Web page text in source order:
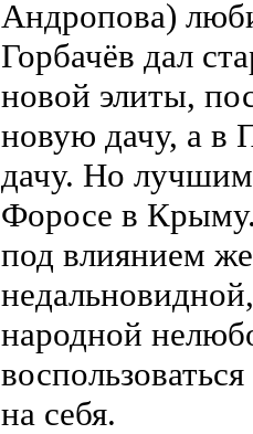
Андропова)
Горбачёв дал
новой элиты,
новую дачу, а в
дачу. Но
Форосе в
под влиянием
народной
на себя.